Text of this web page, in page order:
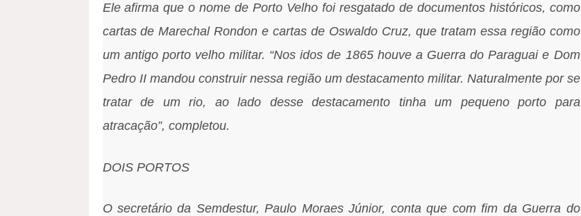
Ele afirma que o nome de Porto Velho foi resgatado de documentos históricos, como
cartas de Marechal Rondon e cartas de Oswaldo Cruz, que tratam essa região como
um antigo porto velho militar. “Nos idos de 1865 houve a Guerra do Paraguai e Dom
Pedro II mandou construir nessa região um destacamento militar. Naturalmente por se
tratar de um rio, ao lado desse destacamento tinha um pequeno porto para
atracação”, completou.
DOIS PORTOS
O secretário da Semdestur, Paulo Moraes Júnior, conta que com fim da Guerra do